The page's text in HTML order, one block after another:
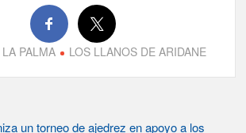
PALMA LOS LLANOS DE ARIDANE